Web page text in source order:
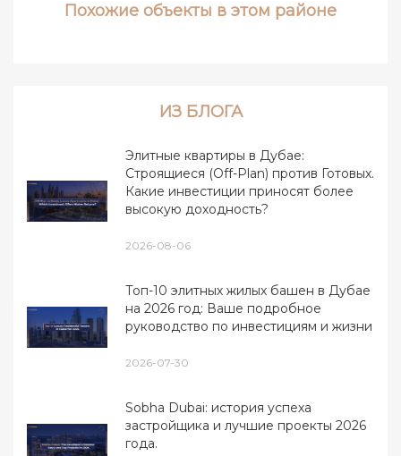
Похожие объекты в этом районе
ИЗ БЛОГА
Элитные квартиры в Дубае:
Строящиеся (Off-Plan) против Готовых.
Какие инвестиции приносят более
высокую доходность?
2026-08-06
Топ-10 элитных жилых башен в Дубае
на 2026 год: Ваше подробное
руководство по инвестициям и жизни
2026-07-30
Sobha Dubai: история успеха
застройщика и лучшие проекты 2026
года.